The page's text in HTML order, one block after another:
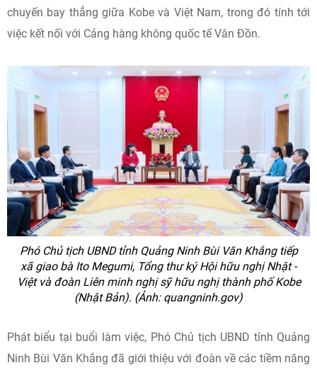
chuyến bay thẳng giữa Kobe và Việt Nam, trong đó tính tới
việc kết nối với Cảng hàng không quốc tế Vân Đồn.
Phó Chủ tịch UBND tỉnh Quảng Ninh Bùi Văn Khắng tiếp
xã giao bà Ito Megumi, Tổng thư ký Hội hữu nghị Nhật -
Việt và đoàn Liên minh nghị sỹ hữu nghị thành phố Kobe
(Nhật Bản). (Ảnh: quangninh.gov)
Phát biểu tại buổi làm việc, Phó Chủ tịch UBND tỉnh Quảng
Ninh Bùi Văn Khắng đã giới thiệu với đoàn về các tiềm năng